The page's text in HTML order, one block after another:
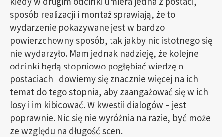
sposób realizacji i montaż sprawiają, że to
wydarzenie pokazywane jest w bardzo
powierzchowny sposób, tak jakby nic istotnego się
nie wydarzyło. Mam jednak nadzieję, że kolejne
odcinki będą stopniowo pogłębiać wiedzę o
postaciach i dowiemy się znacznie więcej na ich
temat do tego stopnia, aby zaangażować się w ich
losy i im kibicować. W kwestii dialogów – jest
poprawnie. Nic się nie wyróżnia na razie, być może
ze względu na długość scen.